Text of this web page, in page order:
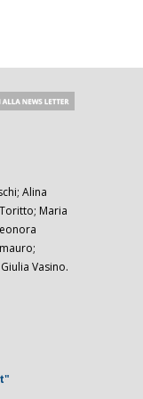
Alina
Maria
Vasino.